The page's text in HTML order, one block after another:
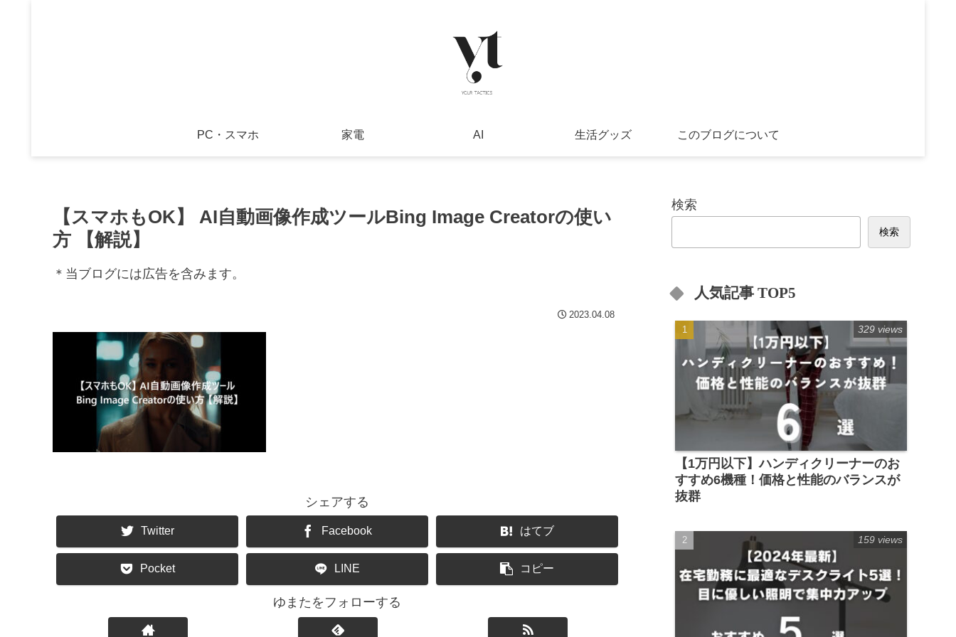
PC・スマホ 家電 AI 生活グッズ このブログについて
【スマホもOK】 AI自動画像作成ツールBing Image Creatorの使い
方 【解説】
＊当ブログには広告を含みます。
2023.04.08
シェアする
Twitter Facebook はてブ
Pocket LINE コピー
ゆまたをフォローする
検索
検索
人気記事 TOP5
【1万円以下】ハンディクリーナーのお
すすめ6機種！価格と性能のバランスが
抜群
329 views
159 views